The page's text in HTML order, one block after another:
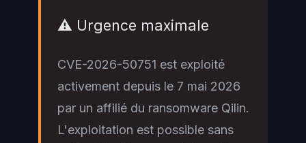
⚠️ Urgence maximale
CVE-2026-50751 est exploité
activement depuis le 7 mai 2026
par un affilié du ransomware Qilin.
L'exploitation est possible sans